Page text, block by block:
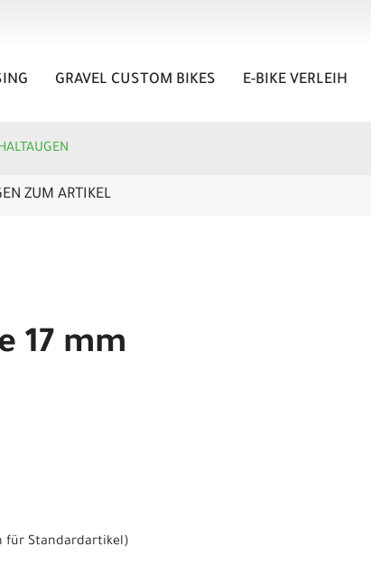
GRAVEL CUSTOM BIKES E-BIKE VERLEIH
ZUM ARTIKEL
17 mm
für Standardartikel)